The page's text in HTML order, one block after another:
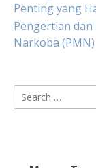
Penting yang
Pengertian
Narkoba (PMN)
Search
for: